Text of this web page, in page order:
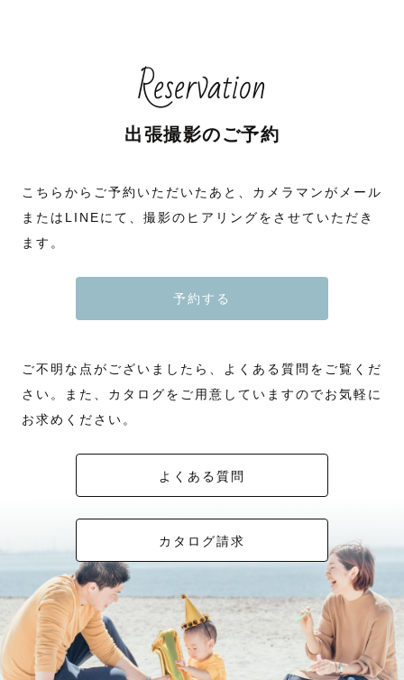
Reservation
出張撮影のご予約
こちらからご予約いただいたあと、カメラマンがメール
またはLINEにて、撮影のヒアリングをさせていただき
ます。
予約する
ご不明な点がございましたら、よくある質問をご覧くだ
さい。また、カタログをご用意していますのでお気軽に
お求めください。
よくある質問
カタログ請求